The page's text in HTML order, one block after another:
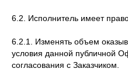
6.2. Исполнитель имеет
6.2.1. Изменять объем
условия данной публичной
согласования с Заказчиком.